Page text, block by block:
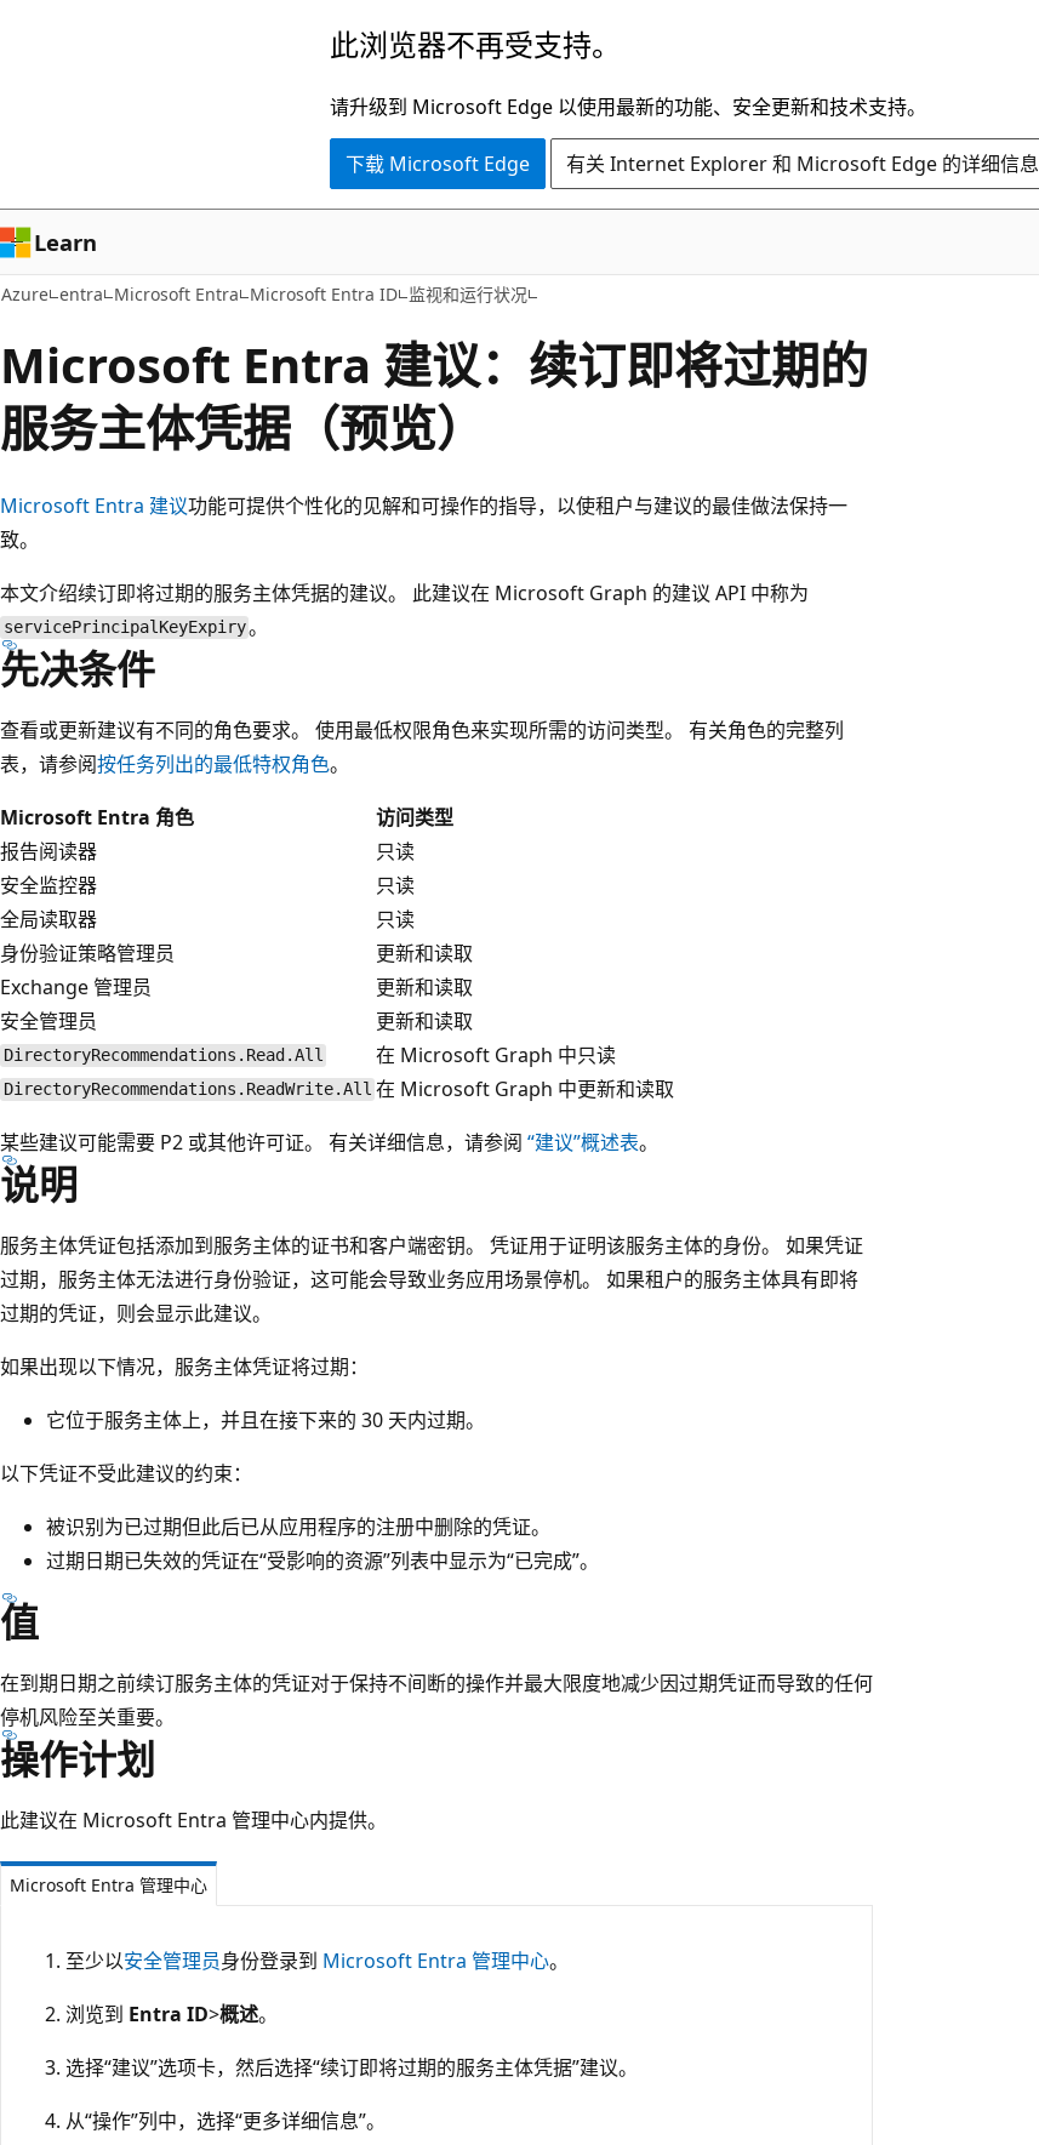
容
此浏览器不再受支持。
请升级到 Microsoft Edge 以使用最新的功能、安全更新和技术支持。
下载 Microsoft Edge 有关 Internet Explorer 和 Microsoft Edge 的详细信息
Learn
Azure entra Microsoft Entra Microsoft Entra ID 监视和运行状况
Microsoft Entra 建议：续订即将过期的
服务主体凭据（预览）
Microsoft Entra 建议功能可提供个性化的见解和可操作的指导，以使租户与建议的最佳做法保持一
致。
本文介绍续订即将过期的服务主体凭据的建议。 此建议在 Microsoft Graph 的建议 API 中称为
servicePrincipalKeyExpiry。
先决条件
查看或更新建议有不同的角色要求。 使用最低权限角色来实现所需的访问类型。 有关角色的完整列
表，请参阅按任务列出的最低特权角色。
Microsoft Entra 角色
访问类型
报告阅读器
只读
安全监控器
只读
全局读取器
只读
身份验证策略管理员
更新和读取
Exchange 管理员
更新和读取
安全管理员
更新和读取
DirectoryRecommendations.Read.All 在 Microsoft Graph 中只读
DirectoryRecommendations.ReadWrite.All 在 Microsoft Graph 中更新和读取
某些建议可能需要 P2 或其他许可证。 有关详细信息，请参阅 “建议”概述表。
说明
服务主体凭证包括添加到服务主体的证书和客户端密钥。 凭证用于证明该服务主体的身份。 如果凭证
过期，服务主体无法进行身份验证，这可能会导致业务应用场景停机。 如果租户的服务主体具有即将
过期的凭证，则会显示此建议。
如果出现以下情况，服务主体凭证将过期：
它位于服务主体上，并且在接下来的 30 天内过期。
以下凭证不受此建议的约束：
被识别为已过期但此后已从应用程序的注册中删除的凭证。
过期日期已失效的凭证在“受影响的资源”列表中显示为“已完成”。
值
在到期日期之前续订服务主体的凭证对于保持不间断的操作并最大限度地减少因过期凭证而导致的任何
停机风险至关重要。
操作计划
此建议在 Microsoft Entra 管理中心内提供。
Microsoft Entra 管理中心
至少以安全管理员身份登录到 Microsoft Entra 管理中心。
浏览到 Entra ID>概述。
选择“建议”选项卡，然后选择“续订即将过期的服务主体凭据”建议。
从“操作”列中，选择“更多详细信息”。